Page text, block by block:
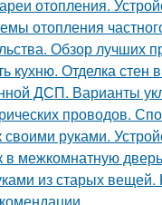
отопления.
отопления
Обзор лучших
кухню. Отделка стен
ДСП. Варианты
проводов.
своими руками.
в межкомнатную
из старых